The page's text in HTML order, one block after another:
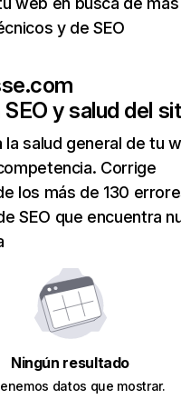
y de SEO
y salud del
la salud general de tu
Corrige
los más de 130
SEO que encuentra
Ningún resultado
datos que mostrar.